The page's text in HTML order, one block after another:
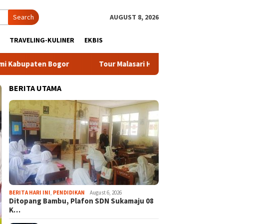
Search AUGUST 8, 2026
TRAVELING-KULINER EKBIS
Tour Malasari Halimun Salak Kian Diminati, Ratusan Rider dari 18
BERITA UTAMA
BERITA HARI INI PENDIDIKAN August 6, 2026
Ditopang Bambu, Plafon SDN Sukamaju 08
K…